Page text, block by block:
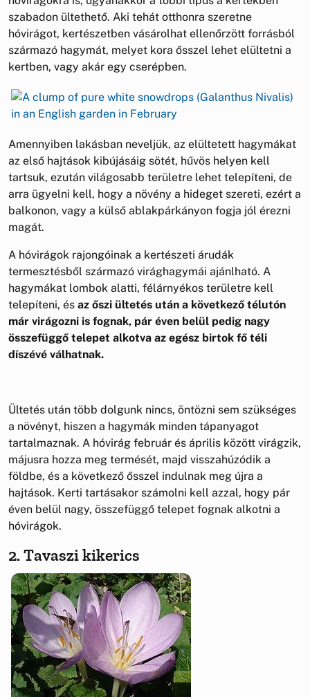
szabadon ültethető. Aki tehát otthonra szeretne
hóvirágot, kertészetben vásárolhat ellenőrzött forrásból
származó hagymát, melyet kora ősszel lehet elültetni a
kertben, vagy akár egy cserépben.
Amennyiben lakásban neveljük, az elültetett hagymákat
az első hajtások kibújásáig sötét, hűvös helyen kell
tartsuk, ezután világosabb területre lehet telepíteni, de
arra ügyelni kell, hogy a növény a hideget szereti, ezért a
balkonon, vagy a külső ablakpárkányon fogja jól érezni
magát.
A hóvirágok rajongóinak a kertészeti árudák
termesztésből származó virághagymái ajánlható. A
hagymákat lombok alatti, félárnyékos területre kell
telepíteni, és az őszi ültetés után a következő télutón
már virágozni is fognak, pár éven belül pedig nagy
összefüggő telepet alkotva az egész birtok fő téli
díszévé válhatnak.
Ültetés után több dolgunk nincs, öntözni sem szükséges
a növényt, hiszen a hagymák minden tápanyagot
tartalmaznak. A hóvirág február és április között virágzik,
májusra hozza meg termését, majd visszahúzódik a
földbe, és a következő ősszel indulnak meg újra a
hajtások. Kerti tartásakor számolni kell azzal, hogy pár
éven belül nagy, összefüggő telepet fognak alkotni a
hóvirágok.
2. Tavaszi kikerics